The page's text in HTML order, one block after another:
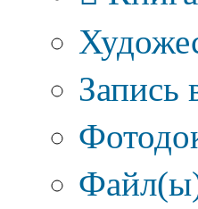
Запись